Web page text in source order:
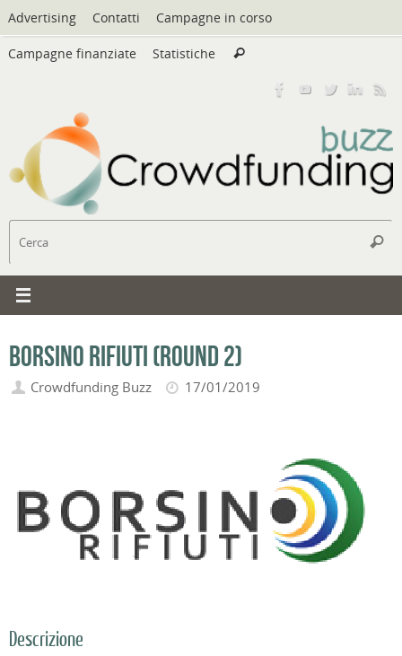
Vai
al
contenuto
Advertising Contatti Campagne in corso
Campagne finanziate Statistiche Cerca
Cerca
Borsino Rifiuti (round 2)
Crowdfunding Buzz 17/01/2019
Descrizione